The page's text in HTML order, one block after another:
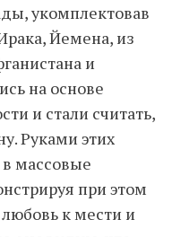
укомплектовав
Йемена, из
и
на основе
и стали считать,
Руками этих
массовые
при этом
к мести и